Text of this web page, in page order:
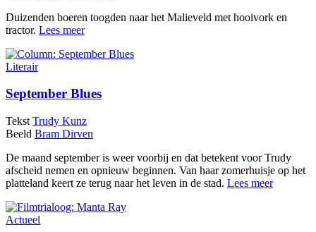
Duizenden boeren toogden naar het Malieveld met hooivork en
tractor. Lees meer
Literair
September Blues
Tekst Trudy Kunz
Beeld Bram Dirven
De maand september is weer voorbij en dat betekent voor Trudy
afscheid nemen en opnieuw beginnen. Van haar zomerhuisje op het
platteland keert ze terug naar het leven in de stad. Lees meer
Actueel